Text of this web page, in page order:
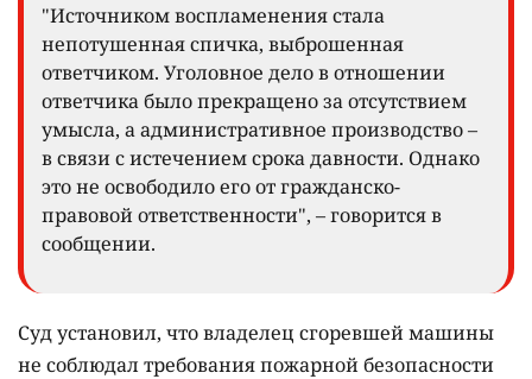
"Источником воспламенения стала
непотушенная спичка, выброшенная
ответчиком. Уголовное дело в отношении
ответчика было прекращено за отсутствием
умысла, а административное производство –
в связи с истечением срока давности. Однако
это не освободило его от гражданско-
правовой ответственности", – говорится в
сообщении.
Суд установил, что владелец сгоревшей машины
не соблюдал требования пожарной безопасности